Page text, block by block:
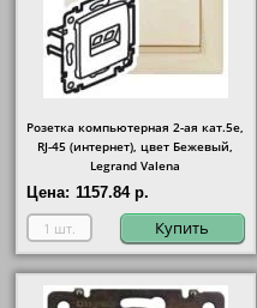
Розетка компьютерная 2-ая кат.5е,
RJ-45 (интернет), цвет Бежевый,
Legrand Valena
Цена: 1157.84 р.
Купить